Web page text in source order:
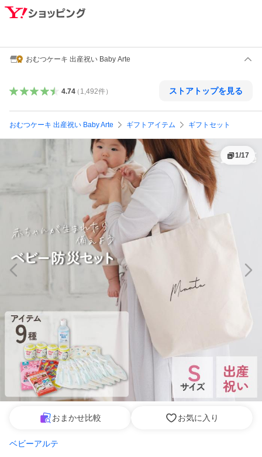
おむつケーキ 出産祝い Baby Arte
4.74（ 1,492件） ストアトップを見る
おむつケーキ 出産祝い Baby Arte ギフトアイテム ギフトセット
1/17
おまかせ比較 お気に入り
ベビーアルテ